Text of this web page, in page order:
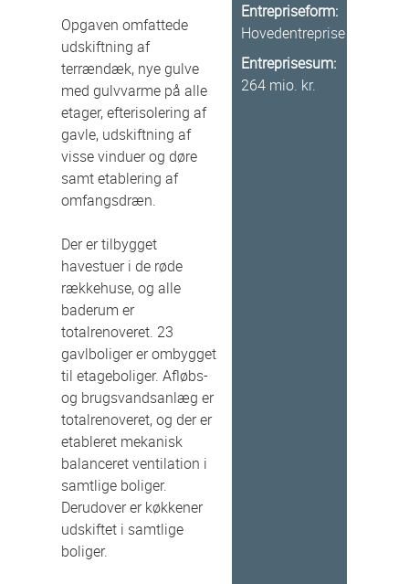
Opgaven omfattede
udskiftning af
terrændæk, nye gulve
med gulvvarme på alle
etager, efterisolering af
gavle, udskiftning af
visse vinduer og døre
samt etablering af
omfangsdræn.
Der er tilbygget
havestuer i de røde
rækkehuse, og alle
baderum er
totalrenoveret. 23
gavlboliger er ombygget
til etageboliger. Afløbs-
og brugsvandsanlæg er
totalrenoveret, og der er
etableret mekanisk
balanceret ventilation i
samtlige boliger.
Derudover er køkkener
udskiftet i samtlige
boliger.
Entrepriseform:
Hovedentreprise
Entreprisesum:
264 mio. kr.